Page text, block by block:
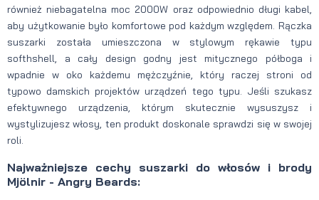
również niebagatelna moc 2000W oraz odpowiednio długi kabel,
aby użytkowanie było komfortowe pod każdym względem. Rączka
suszarki została umieszczona w stylowym rękawie typu
softhshell, a cały design godny jest mitycznego półboga i
wpadnie w oko każdemu mężczyźnie, który raczej stroni od
typowo damskich projektów urządzeń tego typu. Jeśli szukasz
efektywnego urządzenia, którym skutecznie wysuszysz i
wystylizujesz włosy, ten produkt doskonale sprawdzi się w swojej
roli.
Najważniejsze cechy suszarki do włosów i brody
Mjölnir - Angry Beards: